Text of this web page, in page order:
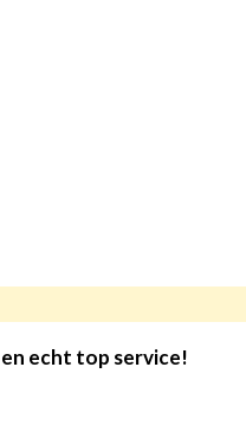
echt top service!